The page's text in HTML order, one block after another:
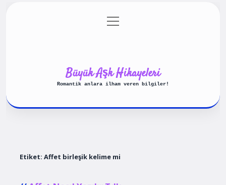
Gizlilik Politikası
menüyü
aç
Büyük Aşk Hikayeleri
Romantik anlara ilham veren bilgiler!
Etiket: Affet birleşik kelime mi